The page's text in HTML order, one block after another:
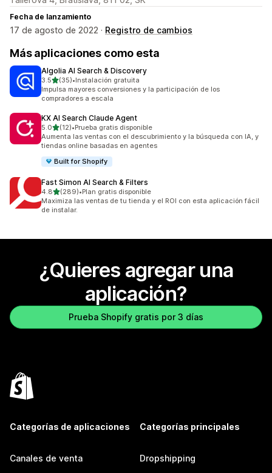
Fecha de lanzamiento
17 de agosto de 2022 · Registro de cambios
Más aplicaciones como esta
Algolia AI Search & Discovery
3.5de 5 estrellas
(35)
35 reseñas en total
•Instalación gratuita
Impulsa mayores conversiones y la participación de los
compradores a escala
KX AI Search Claude Agent
5.0de 5 estrellas
(12)
12 reseñas en total
•Prueba gratis disponible
Aumenta las ventas con el descubrimiento y la búsqueda con IA, y
tiendas online basadas en agentes
Built for Shopify
Fast Simon AI Search & Filters
4.8de 5 estrellas
(289)
289 reseñas en total
•Plan gratis disponible
Maximiza las ventas de tu tienda y el ROI con esta aplicación fácil
de instalar.
¿Quieres agregar una
aplicación?
Prueba Shopify gratis por 3 días
Categorías de aplicaciones
Canales de venta
Categorías principales
Dropshipping